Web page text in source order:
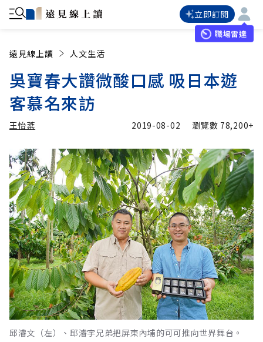
立即訂閱
職場雷達
遠見線上讀 人文生活
吳寶春大讚微酸口感 吸日本遊
客慕名來訪
王怡棻
王怡棻 加入追蹤
2019-08-02 瀏覽數 78,200+
邱濬文（左）、邱濬宇兄弟把屏東內埔的可可推向世界舞台。